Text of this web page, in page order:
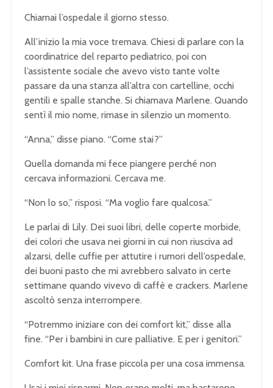
Chiamai l’ospedale il giorno stesso.
All’inizio la mia voce tremava. Chiesi di parlare con la
coordinatrice del reparto pediatrico, poi con
l’assistente sociale che avevo visto tante volte
passare da una stanza all’altra con cartelline, occhi
gentili e spalle stanche. Si chiamava Marlene. Quando
sentì il mio nome, rimase in silenzio un momento.
“Anna,” disse piano. “Come stai?”
Quella domanda mi fece piangere perché non
cercava informazioni. Cercava me.
“Non lo so,” risposi. “Ma voglio fare qualcosa.”
Le parlai di Lily. Dei suoi libri, delle coperte morbide,
dei colori che usava nei giorni in cui non riusciva ad
alzarsi, delle cuffie per attutire i rumori dell’ospedale,
dei buoni pasto che mi avrebbero salvato in certe
settimane quando vivevo di caffè e crackers. Marlene
ascoltò senza interrompere.
“Potremmo iniziare con dei comfort kit,” disse alla
fine. “Per i bambini in cure palliative. E per i genitori.”
Comfort kit. Una frase piccola per una cosa immensa.